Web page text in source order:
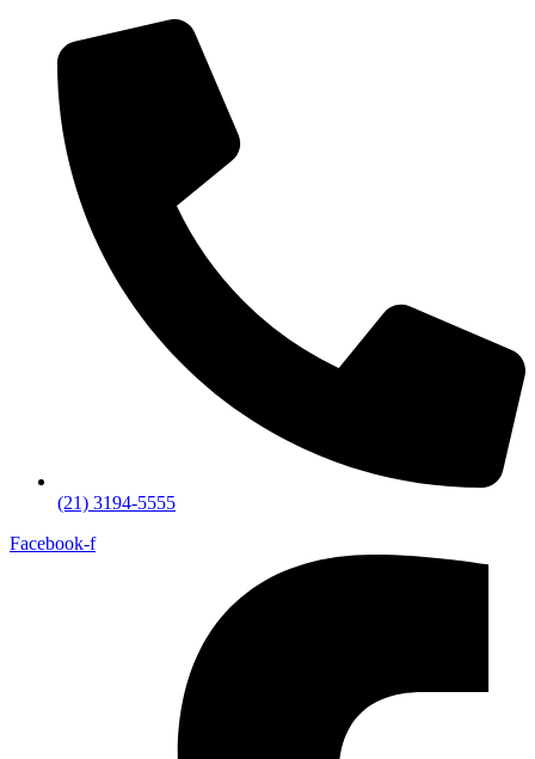
(21) 3194-5555
Facebook-f